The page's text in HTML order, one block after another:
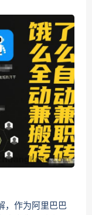
，作为阿里巴巴